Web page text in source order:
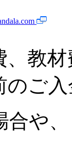
教
のご
や